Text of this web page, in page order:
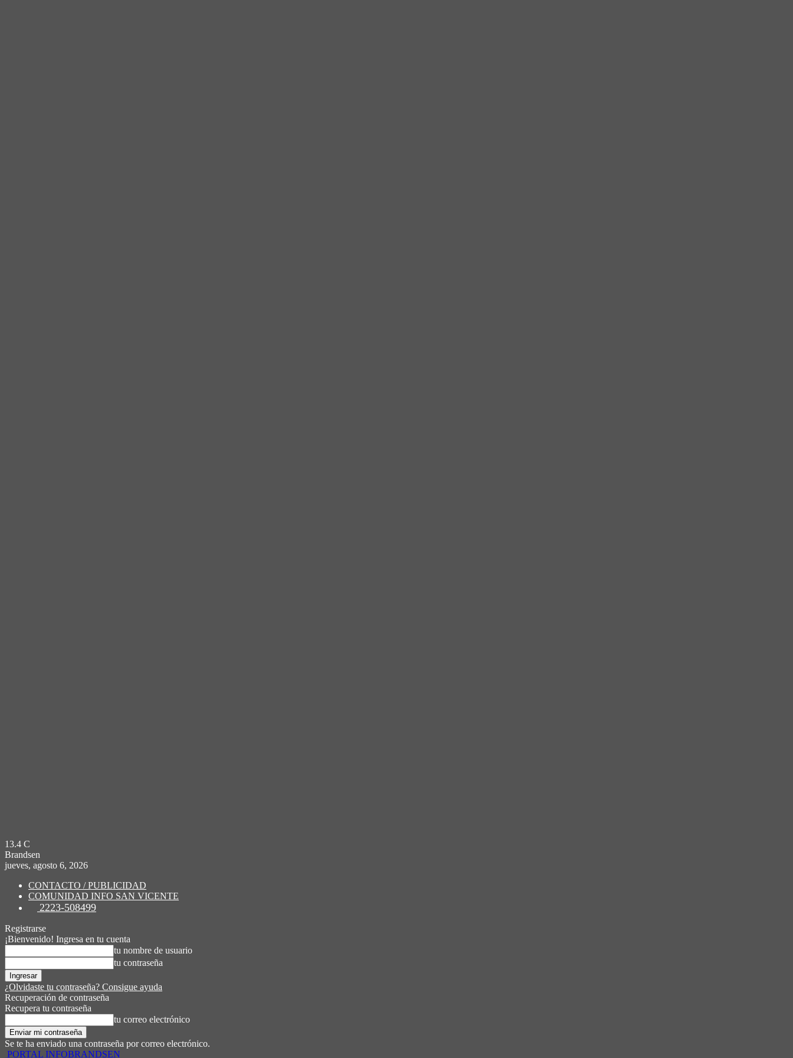
13.4 C
Brandsen
jueves, agosto 6, 2026
CONTACTO / PUBLICIDAD
COMUNIDAD INFO SAN VICENTE
2223-508499
Registrarse
¡Bienvenido! Ingresa en tu cuenta
tu nombre de usuario
tu contraseña
¿Olvidaste tu contraseña? Consigue ayuda
Recuperación de contraseña
Recupera tu contraseña
tu correo electrónico
Se te ha enviado una contraseña por correo electrónico.
PORTAL INFOBRANDSEN